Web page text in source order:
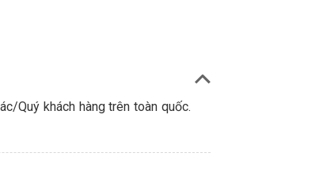
Quý khách hàng trên toàn quốc.